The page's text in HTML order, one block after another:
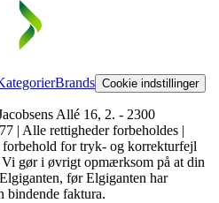
Brands Cookie indstillinger
Allé 16, 2. - 2300
| Alle rettigheder forbeholdes |
for tryk- og korrekturfejl
gør i øvrigt opmærksom på at din
før Elgiganten har
bindende faktura.